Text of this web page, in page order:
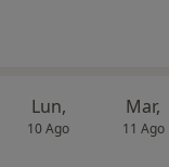
Lun,
10 Ago
Mar,
11 Ago